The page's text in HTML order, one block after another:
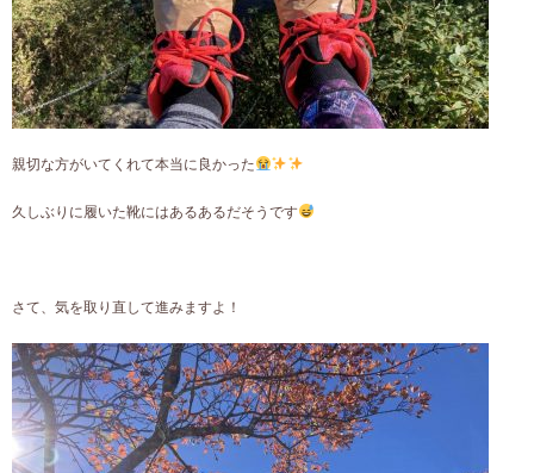
親切な方がいてくれて本当に良かった
久しぶりに履いた靴にはあるあるだそうです
さて、気を取り直して進みますよ！